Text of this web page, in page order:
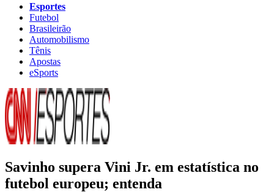
Esportes
Futebol
Brasileirão
Automobilismo
Tênis
Apostas
eSports
Savinho supera Vini Jr. em estatística no
futebol europeu; entenda